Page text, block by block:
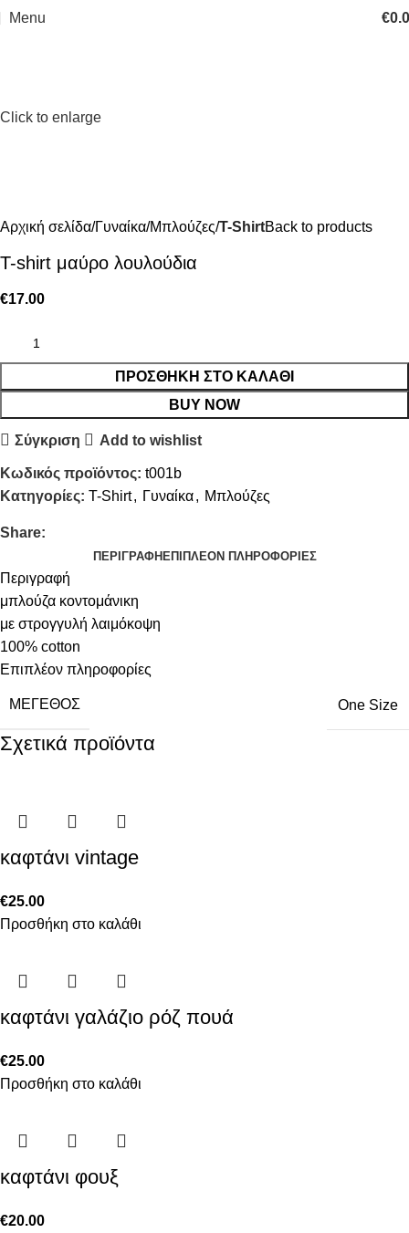
Menu €
Click to enlarge
Αρχική σελίδα Γυναίκα Μπλούζες T-ShirtBack to products
T-shirt μαύρο λουλούδια
€17.00
ΠΡΟΣΘΉΚΗ ΣΤΟ ΚΑΛΆΘΙ
BUY NOW
Σύγκριση Add to wishlist
Κωδικός προϊόντος: t001b
Κατηγορίες: T-Shirt, Γυναίκα, Μπλούζες
Share:
ΠΕΡΙΓΡΑΦΉ ΕΠΙΠΛΈΟΝ ΠΛΗΡΟΦΟΡΊΕΣ
Περιγραφή
μπλούζα κοντομάνικη
με στρογγυλή λαιμόκοψη
100% cotton
Επιπλέον πληροφορίες
ΜΈΓΕΘΟΣ One Size
Σχετικά προϊόντα
καφτάνι vintage
€25.00
Προσθήκη στο καλάθι
καφτάνι γαλάζιο ρόζ πουά
€25.00
Προσθήκη στο καλάθι
καφτάνι φουξ
€20.00